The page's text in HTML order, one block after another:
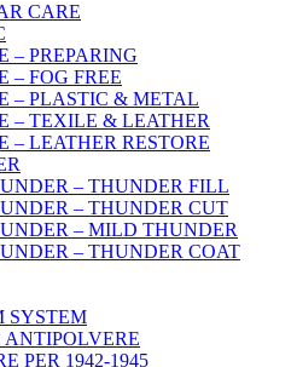
CARE
– PREPARING
– FOG FREE
– PLASTIC & METAL
– TEXILE & LEATHER
– LEATHER RESTORE
– THUNDER FILL
– THUNDER CUT
– MILD THUNDER
– THUNDER COAT
SYSTEM
PER 1942-1945